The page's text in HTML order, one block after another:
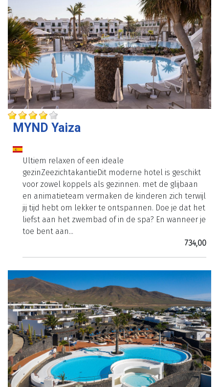
MYND Yaiza
Ultiem relaxen of een ideale
gezinZeezichtakantieDit moderne hotel is geschikt
voor zowel koppels als gezinnen. met de glijbaan
en animatieteam vermaken de kinderen zich terwijl
jij tijd hebt om lekker te ontspannen. Doe je dat het
liefst aan het zwembad of in de spa? En wanneer je
toe bent aan...
734,00